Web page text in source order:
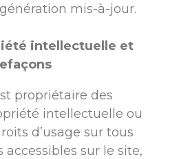
mis-à-jour.
intellectuelle et
propriétaire des
intellectuelle ou
d’usage sur tous
accessibles sur le site,